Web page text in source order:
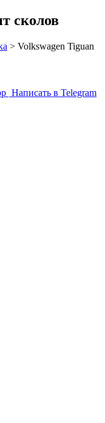
сколов
> Volkswagen Tiguan
Написать в Telegram